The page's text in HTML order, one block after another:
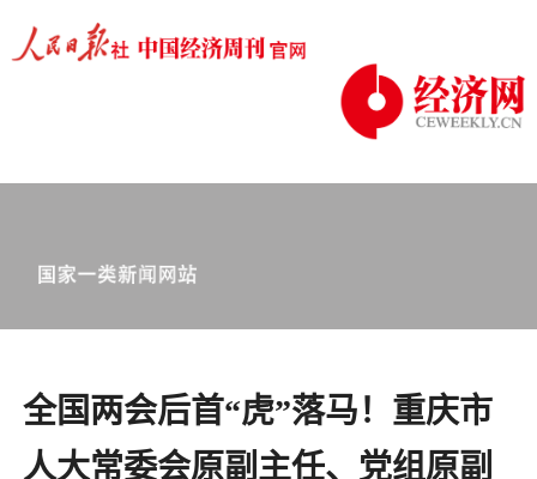
全国两会后首“虎”落马！重庆市
人大常委会原副主任、党组原副